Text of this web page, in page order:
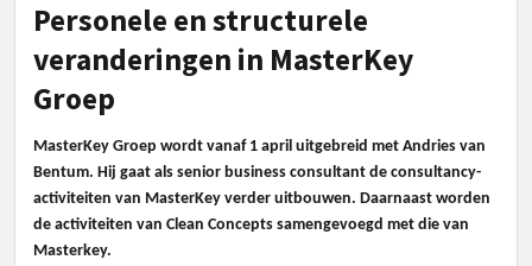
Personele en structurele
veranderingen in MasterKey
Groep
MasterKey Groep wordt vanaf 1 april uitgebreid met Andries van
Bentum. Hij gaat als senior business consultant de consultancy-
activiteiten van MasterKey verder uitbouwen. Daarnaast worden
de activiteiten van Clean Concepts samengevoegd met die van
Masterkey.